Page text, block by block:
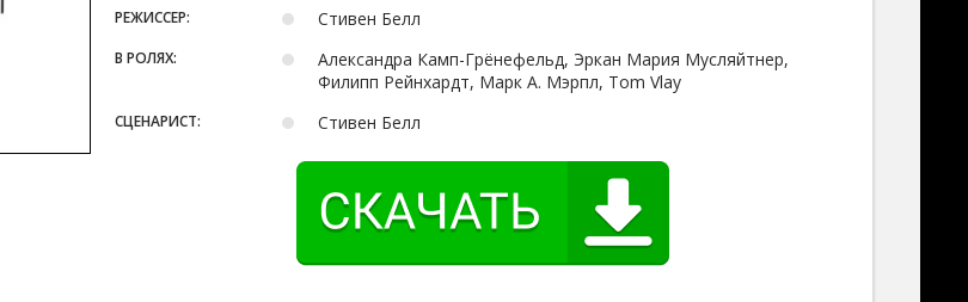
РЕЖИССЕР: Стивен Белл
В РОЛЯХ:
Александра Камп-Грёнефельд, Эркан Мария Мусляйтнер,
Филипп Рейнхардт, Марк А. Мэрпл, Tom Vlay
СЦЕНАРИСТ: Стивен Белл